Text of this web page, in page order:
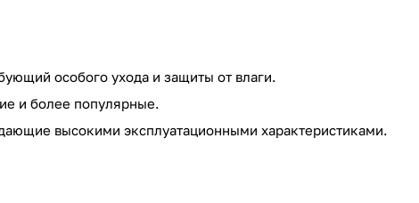
особого ухода и защиты от влаги.
и более популярные.
высокими эксплуатационными характеристиками.